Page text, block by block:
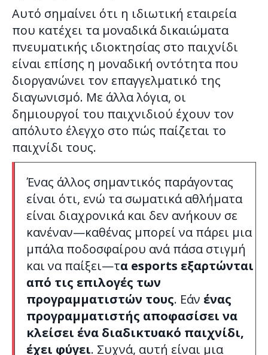
Αυτό σημαίνει ότι η ιδιωτική εταιρεία
που κατέχει τα μοναδικά δικαιώματα
πνευματικής ιδιοκτησίας στο παιχνίδι
είναι επίσης η μοναδική οντότητα που
διοργανώνει τον επαγγελματικό της
διαγωνισμό. Με άλλα λόγια, οι
δημιουργοί του παιχνιδιού έχουν τον
απόλυτο έλεγχο στο πώς παίζεται το
παιχνίδι τους.
Ένας άλλος σημαντικός παράγοντας
είναι ότι, ενώ τα σωματικά αθλήματα
είναι διαχρονικά και δεν ανήκουν σε
κανέναν—καθένας μπορεί να πάρει μια
μπάλα ποδοσφαίρου ανά πάσα στιγμή
και να παίξει—τα esports εξαρτώνται
από τις επιλογές των
προγραμματιστών τους. Εάν ένας
προγραμματιστής αποφασίσει να
κλείσει ένα διαδικτυακό παιχνίδι,
έχει φύγει. Συχνά, αυτή είναι μια